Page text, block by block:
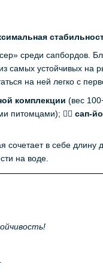
среди сапбордов.
самых устойчивых на
на ней легко с
комплекции (вес
питомцами); 🧘‍♀️ сап-
сочетает в себе длину
на воде.